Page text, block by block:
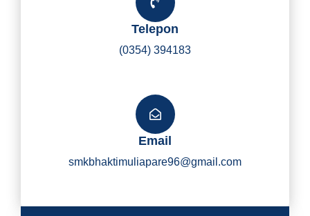
Y
I
Telepon
(0354) 394183
Email
smkbhaktimuliapare96@gmail.com